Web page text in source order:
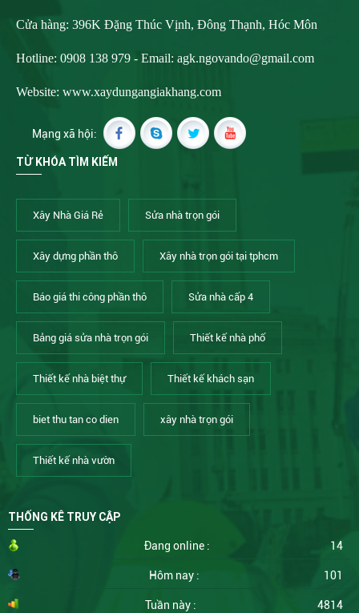
Cửa hàng: 396K Đặng Thúc Vịnh, Đông Thạnh, Hóc Môn
Hotline: 0908 138 979 - Email: agk.ngovando@gmail.com
Website: www.xaydungangiakhang.com
Mạng xã hội:
TỪ KHÓA TÌM KIẾM
Xây Nhà Giá Rẻ Sửa nhà trọn gói
Xây dựng phần thô Xây nhà trọn gói tại tphcm
Báo giá thi công phần thô Sửa nhà cấp 4
Bảng giá sửa nhà trọn gói Thiết kế nhà phố
Thiết kế nhà biệt thự Thiết kế khách sạn
biet thu tan co dien xây nhà trọn gói
Thiết kế nhà vườn
THỐNG KÊ TRUY CẬP
Đang online : 14
Hôm nay : 101
Tuần này : 4814